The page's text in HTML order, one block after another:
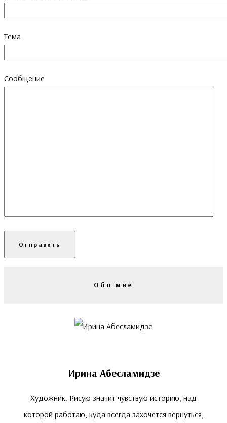
Тема
Сообщение
Обо мне
Ирина Абесламидзе
Художник. Рисую значит чувствую историю, над
которой работаю, куда всегда захочется вернуться,